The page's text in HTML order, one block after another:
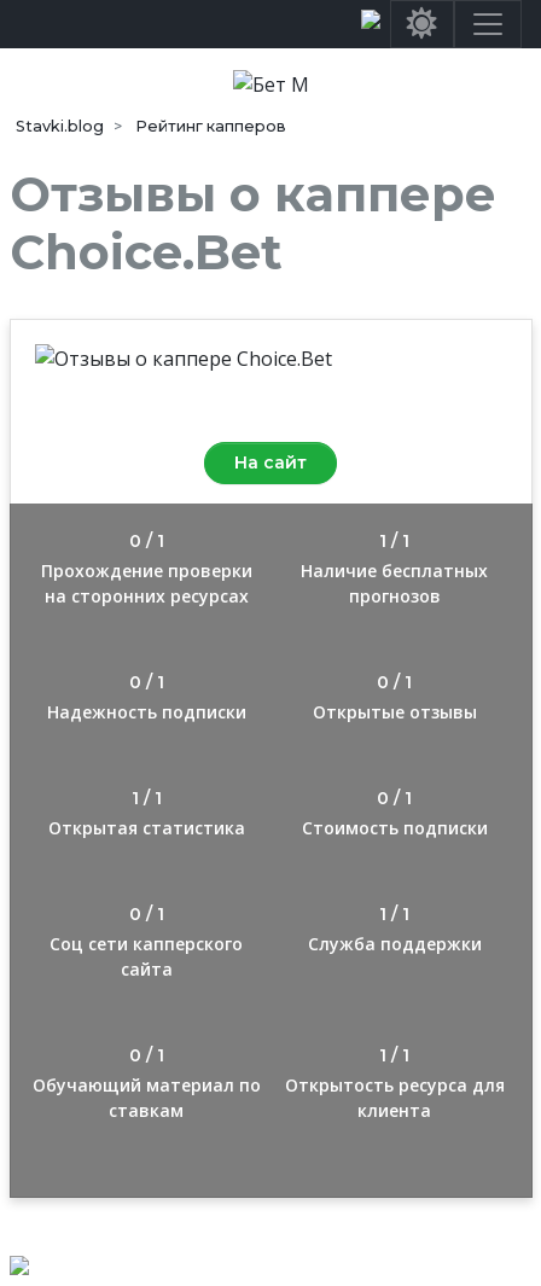
Stavki.blog Рейтинг капперов
Отзывы о каппере
Choice.Bet
На сайт
0 / 1
Прохождение проверки
на сторонних ресурсах
1 / 1
Наличие бесплатных
прогнозов
0 / 1
Надежность подписки
0 / 1
Открытые отзывы
1 / 1
Открытая статистика
0 / 1
Стоимость подписки
0 / 1
Соц сети капперского
сайта
1 / 1
Служба поддержки
0 / 1
Обучающий материал по
ставкам
1 / 1
Открытость ресурса для
клиента